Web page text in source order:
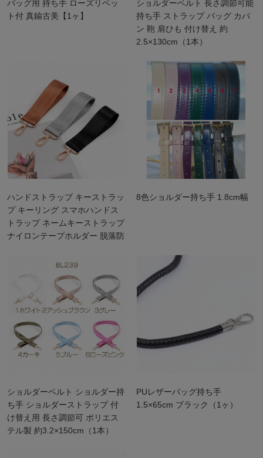
バッグ用 持ち手 ローズリベッ
ト付 真鍮古美【1ヶ】
ショルダーベルト 長さ調節可能
持ち手 ストラップ バッグ カバ
ン 鞄 肩ひも 付け替え 約
2.5×130cm（1本）
ハンドストラップ キーストラッ
プ キーリング スマホハンドス
トラップ ネームキーストラップ
ナイロンテープホルダー 脱落防
8色ショルダー持ち手 1.8cm幅
ショルダーベルト ショルダー持
ち手 ショルダーストラップ 付
け替え用 長さ調節可 ポリエス
テル製 約3.2×150cm（1本）
PUレザーバッグ持ち手
1.5×65cm ブラック（1ヶ）